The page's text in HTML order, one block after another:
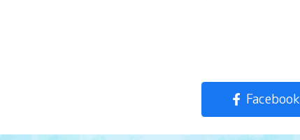
Facebook